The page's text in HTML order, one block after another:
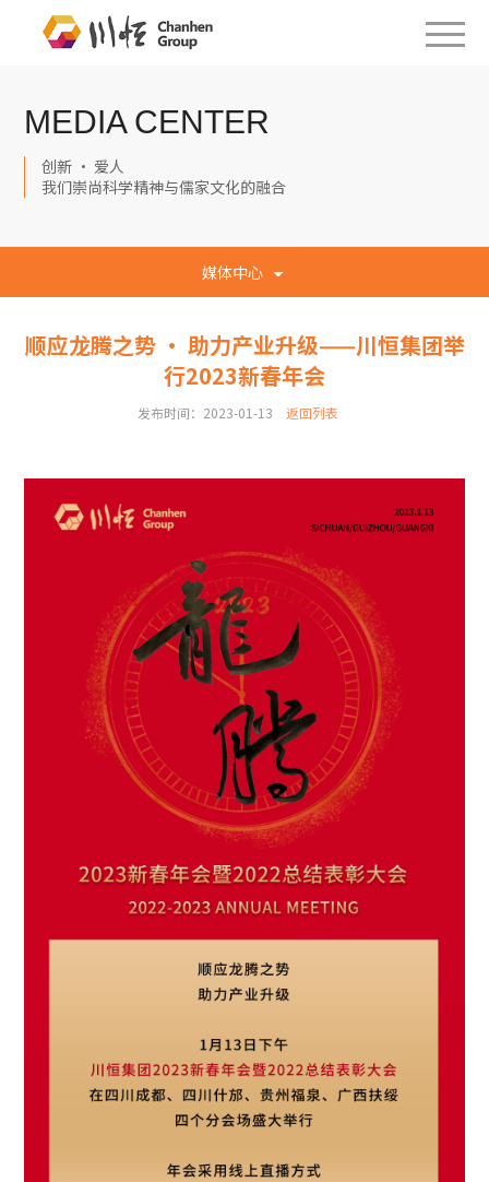
MEDIA CENTER
创新 · 爱人
我们崇尚科学精神与儒家文化的融合
媒体中心
顺应龙腾之势 · 助力产业升级——川恒集团举
行2023新春年会
发布时间：2023-01-13 返回列表